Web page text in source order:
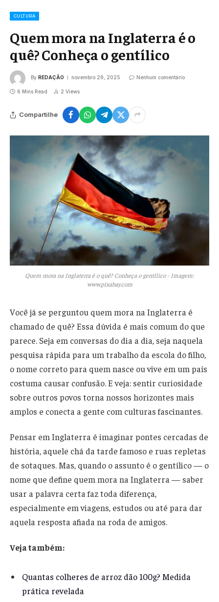
CULTURA
Quem mora na Inglaterra é o
quê? Conheça o gentílico
By REDAÇÃO novembro 29, 2025 Nenhum comentário
6 Mins Read 2 Views
Compartilhe
Quem mora na Inglaterra é o quê? Conheça o gentílico - Imagem:
www.pixabay.com
Você já se perguntou quem mora na Inglaterra é
chamado de quê? Essa dúvida é mais comum do que
parece. Seja em conversas do dia a dia, seja naquela
pesquisa rápida para um trabalho da escola do filho,
o nome correto para quem nasce ou vive em um país
costuma causar confusão. E veja: sentir curiosidade
sobre outros povos torna nossos horizontes mais
amplos e conecta a gente com culturas fascinantes.
Pensar em Inglaterra é imaginar pontes cercadas de
história, aquele chá da tarde famoso e ruas repletas
de sotaques. Mas, quando o assunto é o gentílico — o
nome que define quem mora na Inglaterra — saber
usar a palavra certa faz toda diferença,
especialmente em viagens, estudos ou até para dar
aquela resposta afiada na roda de amigos.
Veja também:
Quantas colheres de arroz dão 100g? Medida
prática revelada